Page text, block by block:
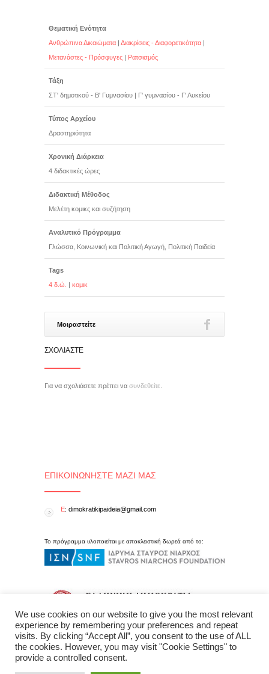
Θεματική Ενότητα
Ανθρώπινα Δικαιώματα | Διακρίσεις - Διαφορετικότητα |
Μετανάστες - Πρόσφυγες | Ρατσισμός
Τάξη
ΣΤ' δημοτικού - Β' Γυμνασίου | Γ' γυμνασίου - Γ' Λυκείου
Τύπος Αρχείου
Δραστηριότητα
Χρονική Διάρκεια
4 διδακτικές ώρες
Διδακτική Μέθοδος
Μελέτη κομικς και συζήτηση
Αναλυτικό Πρόγραμμα
Γλώσσα, Κοινωνική και Πολιτική Αγωγή, Πολιτική Παιδεία
Tags
4 δ.ώ.
| κομικ
Μοιραστείτε
ΣΧΟΛΙΆΣΤΕ
Για να σχολιάσετε πρέπει να συνδεθείτε
ΕΠΙΚΟΙΝΩΝΉΣΤΕ ΜΑΖΊ ΜΑΣ
E: dimokratikipaideia@gmail.com
Το πρόγραμμα υλοποιείται με αποκλειστική δωρεά από το:
We use cookies on our website to give you the most relevant
experience by remembering your preferences and repeat
visits. By clicking “Accept All”, you consent to the use of ALL
the cookies. However, you may visit "Cookie Settings" to
provide a controlled consent.